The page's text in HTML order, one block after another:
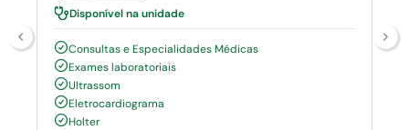
Disponível na unidade
Consultas e Especialidades Médicas
Exames laboratoriais
Ultrassom
Eletrocardiograma
Holter